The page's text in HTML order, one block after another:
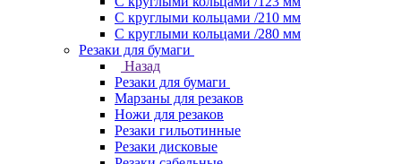
С круглыми кольцами /210 мм
С круглыми кольцами /280 мм
Резаки для бумаги
Назад
Резаки для бумаги
Марзаны для резаков
Ножи для резаков
Резаки гильотинные
Резаки дисковые